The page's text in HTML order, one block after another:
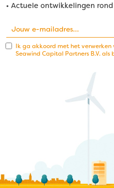
• Actuele ontwikkelingen
Ik ga akkoord met het verwerken
Seawind Capital Partners B.V. als